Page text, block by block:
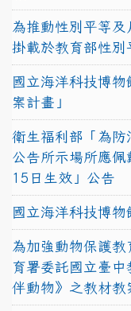
為推動性別平等
掛載於教育部性別
國立海洋科技博
案計畫」
衛生福利部「為防
公告所示場所應佩
15日生效」公告
國立海洋科技博
為加強動物保護
育署委託國立臺中
伴動物》之教材教